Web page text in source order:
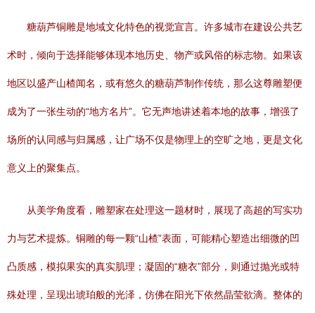
糖葫芦铜雕是地域文化特色的视觉宣言。许多城市在建设公共艺
术时，倾向于选择能够体现本地历史、物产或风俗的标志物。如果该
地区以盛产山楂闻名，或有悠久的糖葫芦制作传统，那么这尊雕塑便
成为了一张生动的“地方名片”。它无声地讲述着本地的故事，增强了
场所的认同感与归属感，让广场不仅是物理上的空旷之地，更是文化
意义上的聚集点。
从美学角度看，雕塑家在处理这一题材时，展现了高超的写实功
力与艺术提炼。铜雕的每一颗“山楂”表面，可能精心塑造出细微的凹
凸质感，模拟果实的真实肌理；凝固的“糖衣”部分，则通过抛光或特
殊处理，呈现出琥珀般的光泽，仿佛在阳光下依然晶莹欲滴。整体的